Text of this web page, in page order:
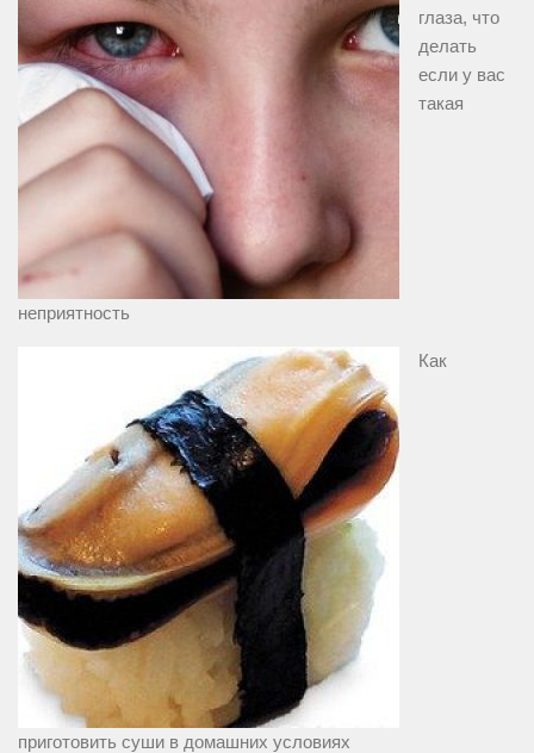
глаза, что
делать
если у вас
такая
неприятность
Как
приготовить суши в домашних условиях